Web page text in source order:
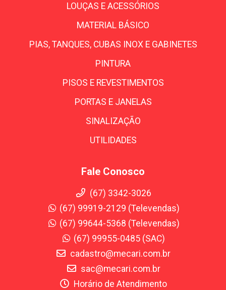
LOUÇAS E ACESSÓRIOS
MATERIAL BÁSICO
PIAS, TANQUES, CUBAS INOX E GABINETES
PINTURA
PISOS E REVESTIMENTOS
PORTAS E JANELAS
SINALIZAÇÃO
UTILIDADES
Fale Conosco
(67) 3342-3026
(67) 99919-2129 (Televendas)
(67) 99644-5368 (Televendas)
(67) 99955-0485 (SAC)
cadastro@mecari.com.br
sac@mecari.com.br
Horário de Atendimento